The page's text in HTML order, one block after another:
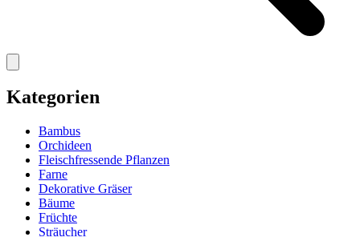
Kategorien
Bambus
Orchideen
Fleischfressende Pflanzen
Farne
Dekorative Gräser
Bäume
Früchte
Sträucher